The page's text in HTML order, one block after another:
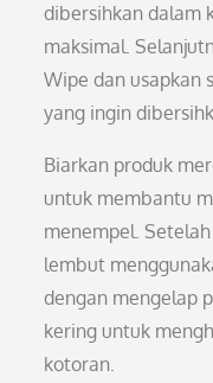
dibersihkan dalam
maksimal.
Wipe dan usapkan
yang ingin
Biarkan produk
untuk membantu
menempel.
lembut
dengan mengelap
kering untuk
kotoran.